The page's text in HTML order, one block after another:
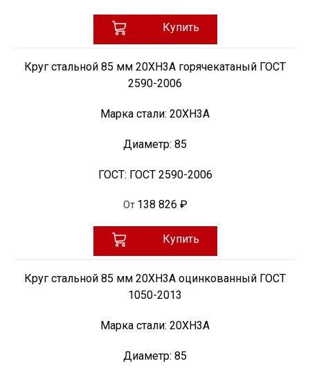
Купить
Круг стальной 85 мм 20ХН3А горячекатаный ГОСТ
2590-2006
Марка стали: 20ХН3А
Диаметр: 85
ГОСТ: ГОСТ 2590-2006
От 138 826 ₽
Купить
Круг стальной 85 мм 20ХН3А оцинкованный ГОСТ
1050-2013
Марка стали: 20ХН3А
Диаметр: 85